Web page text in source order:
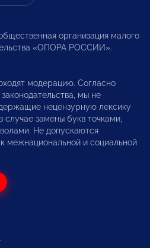
организация малого
«ОПОРА РОССИИ».
модерацию. Согласно
мы не
нецензурную лексику
замены букв точками,
Не допускаются
межнациональной и социальной